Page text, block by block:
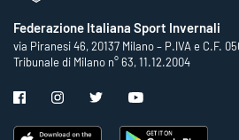
Federazione Italiana Sport Invernali
via Piranesi 46, 20137 Milano – P.IVA e C.F.
Tribunale di Milano n° 63, 11.12.2004